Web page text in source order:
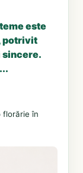
este
potrivit
sincere.
florărie în